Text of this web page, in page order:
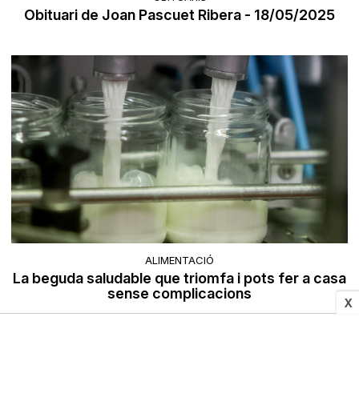
X
Obituari de Joan Pascuet Ribera - 18/05/2025
ALIMENTACIÓ
La beguda saludable que triomfa i pots fer a casa
sense complicacions